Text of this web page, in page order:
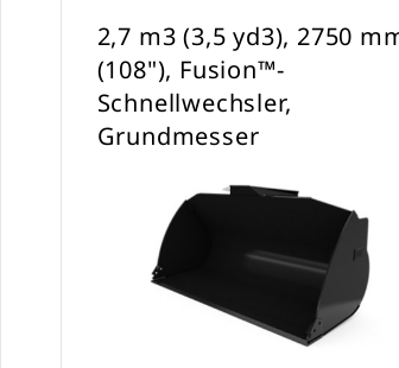
2,7 m3 (3,5 yd3), 2750
(108"), Fusion™-
Schnellwechsler,
Grundmesser